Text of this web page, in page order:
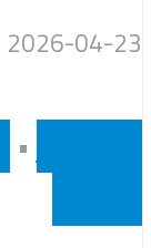
2026-04-23
•